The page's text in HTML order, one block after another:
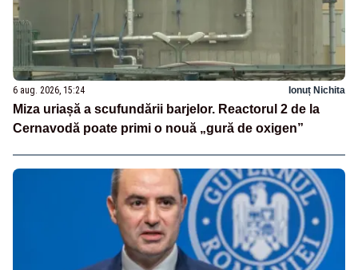
6 aug. 2026, 15:24 Ionuț Nichita
Miza uriașă a scufundării barjelor. Reactorul 2 de la
Cernavodă poate primi o nouă „gură de oxigen”